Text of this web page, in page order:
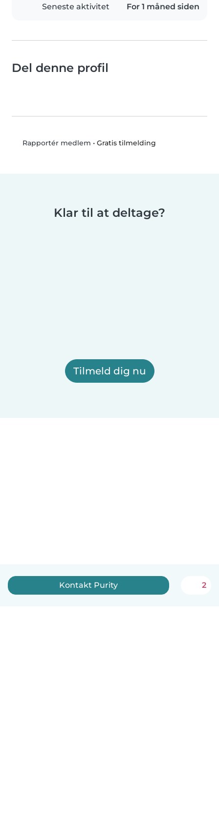
Seneste aktivitet For 1 måned siden
Del denne profil
Rapportér medlem • Gratis tilmelding
Klar til at deltage?
Tilmeld dig nu
Kontakt Purity 2